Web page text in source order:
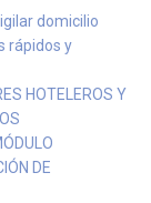
domicilio
rápidos y
HOTELEROS Y
DE